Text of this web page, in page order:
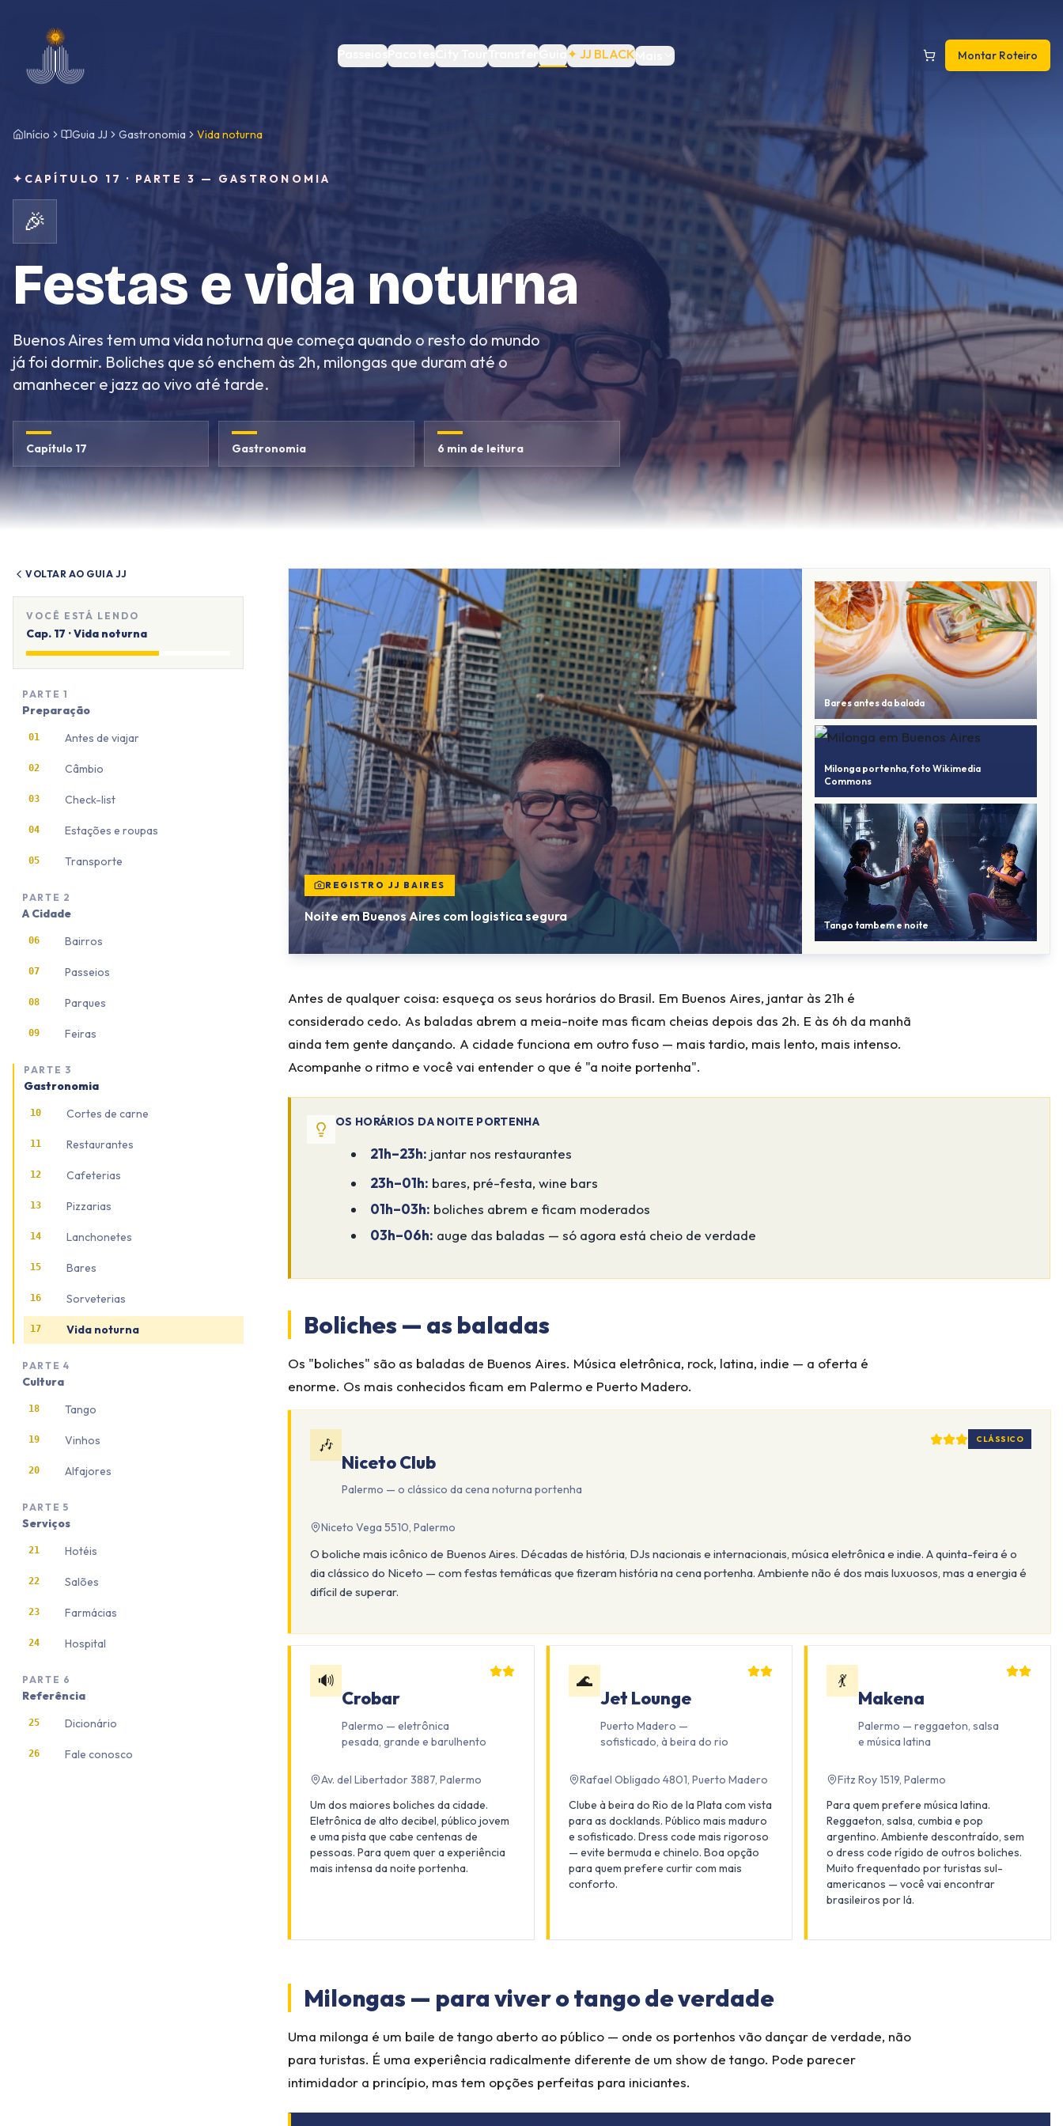
Pular para o conteúdo
PasseiosPacotesCity TourTransferGuia✦ JJ BLACKMais Montar Roteiro
Início Guia JJ Gastronomia Vida noturna
✦ CAPÍTULO 17 · PARTE 3 — GASTRONOMIA
🎉
Festas e vida noturna
Buenos Aires tem uma vida noturna que começa quando o resto do mundo
já foi dormir. Boliches que só enchem às 2h, milongas que duram até o
amanhecer e jazz ao vivo até tarde.
Capítulo 17 Gastronomia 6 min de leitura
VOLTAR AO GUIA JJ
VOCÊ ESTÁ LENDO
Cap. 17 ·Vida noturna
PARTE1
Preparação
01 Antes de viajar
02 Câmbio
03 Check-list
04 Estações e roupas
05 Transporte
PARTE 2
A Cidade
06 Bairros
07 Passeios
08 Parques
09 Feiras
PARTE3
Gastronomia
10 Cortes de carne
11 Restaurantes
12 Cafeterias
13 Pizzarias
14 Lanchonetes
15 Bares
16 Sorveterias
17 Vida noturna
PARTE4
Cultura
18 Tango
19 Vinhos
20 Alfajores
PARTE5
Serviços
21 Hotéis
22 Salões
23 Farmácias
24 Hospital
PARTE 6
Referência
25 Dicionário
26 Fale conosco
REGISTRO JJ BAIRES
Noite em Buenos Aires com logistica segura
Bares antes da balada
Milonga portenha, foto Wikimedia
Commons
Tango tambem e noite
Antes de qualquer coisa: esqueça os seus horários do Brasil. Em Buenos Aires, jantar às 21h é
considerado cedo. As baladas abrem a meia-noite mas ficam cheias depois das 2h. E às 6h da manhã
ainda tem gente dançando. A cidade funciona em outro fuso — mais tardio, mais lento, mais intenso.
Acompanhe o ritmo e você vai entender o que é "a noite portenha".
OS HORÁRIOS DA NOITE PORTENHA
21h–23h: jantar nos restaurantes
23h–01h: bares, pré-festa, wine bars
01h–03h: boliches abrem e ficam moderados
03h–06h: auge das baladas — só agora está cheio de verdade
Boliches — as baladas
Os "boliches" são as baladas de Buenos Aires. Música eletrônica, rock, latina, indie — a oferta é
enorme. Os mais conhecidos ficam em Palermo e Puerto Madero.
🎶
Niceto Club
Palermo — o clássico da cena noturna portenha
CLÁSSICO
Niceto Vega 5510, Palermo
O boliche mais icônico de Buenos Aires. Décadas de história, DJs nacionais e internacionais, música eletrônica e indie. A quinta-feira é o
dia clássico do Niceto — com festas temáticas que fizeram história na cena portenha. Ambiente não é dos mais luxuosos, mas a energia é
difícil de superar.
🔊
Crobar
Palermo — eletrônica
pesada, grande e barulhento
Av. del Libertador 3887, Palermo
Um dos maiores boliches da cidade.
Eletrônica de alto decibel, público jovem
e uma pista que cabe centenas de
pessoas. Para quem quer a experiência
mais intensa da noite portenha.
🌊
Jet Lounge
Puerto Madero —
sofisticado, à beira do rio
Rafael Obligado 4801, Puerto Madero
Clube à beira do Rio de la Plata com vista
para as docklands. Público mais maduro
e sofisticado. Dress code mais rigoroso
— evite bermuda e chinelo. Boa opção
para quem prefere curtir com mais
conforto.
💃
Makena
Palermo — reggaeton, salsa
e música latina
Fitz Roy 1519, Palermo
Para quem prefere música latina.
Reggaeton, salsa, cumbia e pop
argentino. Ambiente descontraído, sem
o dress code rígido de outros boliches.
Muito frequentado por turistas sul-
americanos — você vai encontrar
brasileiros por lá.
Milongas — para viver o tango de verdade
Uma milonga é um baile de tango aberto ao público — onde os portenhos vão dançar de verdade, não
para turistas. É uma experiência radicalmente diferente de um show de tango. Pode parecer
intimidador a princípio, mas tem opções perfeitas para iniciantes.